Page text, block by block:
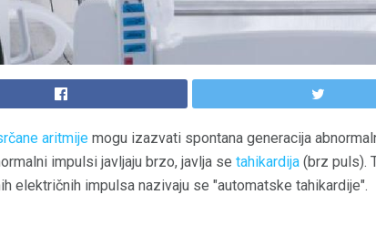
aritmije mogu izazvati spontana generacija
impulsi javljaju brzo, javlja se tahikardija (brz puls).
električnih impulsa nazivaju se "automatske tahikardije".